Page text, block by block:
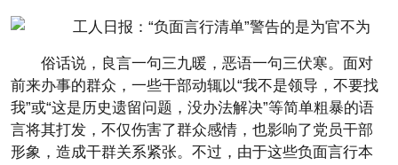
俗话说，良言一句三九暖，恶语一句三伏寒。面对
前来办事的群众，一些干部动辄以“我不是领导，不要找
我”或“这是历史遗留问题，没办法解决”等简单粗暴的语
言将其打发，不仅伤害了群众感情，也影响了党员干部
形象，造成干群关系紧张。不过，由于这些负面言行本